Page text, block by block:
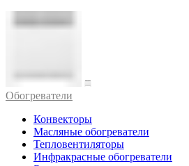
Обогреватели
Конвекторы
Масляные обогреватели
Тепловентиляторы
Инфракрасные обогреватели